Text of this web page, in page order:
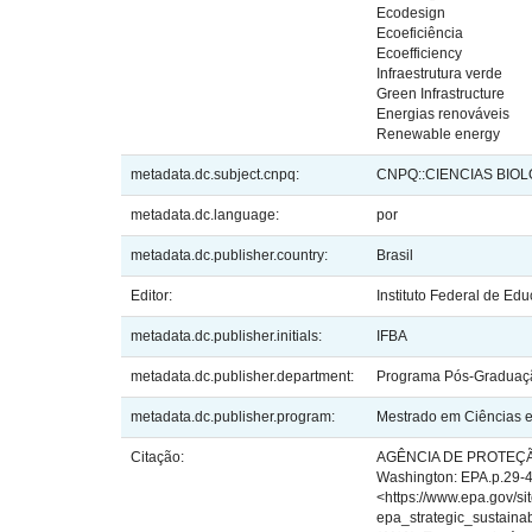
Ecodesign
Ecoeficiência
Ecoefficiency
Infraestrutura verde
Green Infrastructure
Energias renováveis
Renewable energy
metadata.dc.subject.cnpq: CNPQ::CIENCIAS
metadata.dc.language: por
metadata.dc.publisher.country: Brasil
Editor: Instituto Federal de
metadata.dc.publisher.initials: IFBA
metadata.dc.publisher.department: Programa Pós-
metadata.dc.publisher.program: Mestrado em Ciências
Citação: AGÊNCIA DE PROTEÇÃO AMBIENTAL U.S (EPA). Plano de desempenho de sustentabilidade estratégica 2015. Washington: EPA.p.29-44, 30 jun. 2015. Disponível em: <https://www.epa.gov/sites/production/files/201511/documentos/ epa_strategic_sustainability_performance_plan_2015.pdf > Acesso: 08/ 2018. AGÊNCIA NACIONAL DE ÁGUAS (ANA). Escassez da água poderá transformá-la na principal commodity do século XXI. (In): <https://www.ana.gov.br/noticias-antigas/escassezda- a-gua-podera-transforma-la-na.2019-03-15.4987075793> Acesso em 04/2019. AHERN, J. Green Infrastructure for cities: The spacial dimension. In: Cities of the future – towards integrated Sustainable water landscape management, (orgs.), Novotny, IWA Publishing, London, 2007. p. 267-283. ÁLAMO, J. B. RisuProject. Desenvolvimento de indicadores para avaliar a implementação de políticas de sustentabilidade nas Universidades da América Latina. Madri: Instituto Inaecu, 2015. ANTUNES, T. et al. Plantas Ornamentais do Campus Sosígenes Costa: Características ecológicas e culturais. In: Encontro Regional de Botânicos de Minas Gerais, Bahia e Espírito Santo. Anais do 38° Encontro Regional de Botânicos de MG, BA e ES: diversidade vegetal da Mata Atlântica: tecendo redes de conhecimento, Porto Seguro: 2018. ASSOCIAÇÃO BRASILEIRA DE NORMAS TÉCNICAS. NBR 10.152:2017. Avaliação do Ruído em áreas habitadas, visando o conforto da comunidade- Procedimento. ABNT, 2017. ASSOCIAÇÃO BRASILEIRA DE NORMAS TÉCNICAS. NBR ISO 14001. Sistemas de Gestão Ambiental. Especificação e diretrizes para uso. Rio de Janeiro: ABNT, 2004. ASSOCIAÇÃO BRASILEIRA DE NORMAS TÉCNICAS. NBR 15220-1:2003. Desempenho Térmico das Edificações Parte 1: Definições, Símbolos e Unidades. ABNT, 2003. ASSOCIAÇÃO BRASILEIRA DE NORMAS TÉCNICAS. NBR 15215-3:2005. Iluminação natural - Parte 3: Procedimento de cálculo para a determinação da iluminação natural em ambientes internos. ABNT, 2005. ASSOCIAÇÃO BRASILEIRA DE NORMAS TÉCNICAS. NBR 15220-2:2005. Desempenho Térmico